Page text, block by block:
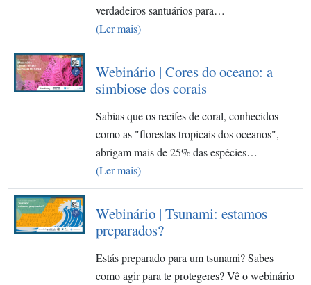
verdadeiros santuários para…
(Ler mais)
Webinário | Cores do oceano: a
simbiose dos corais
Sabias que os recifes de coral, conhecidos
como as "florestas tropicais dos oceanos",
abrigam mais de 25% das espécies…
(Ler mais)
Webinário | Tsunami: estamos
preparados?
Estás preparado para um tsunami? Sabes
como agir para te protegeres? Vê o webinário